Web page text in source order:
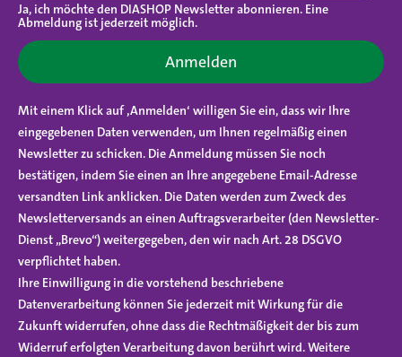
Ja, ich möchte den DIASHOP Newsletter abonnieren. Eine
Abmeldung ist jederzeit möglich.
Anmelden
Mit einem Klick auf ‚Anmelden‘ willigen Sie ein, dass wir Ihre
eingegebenen Daten verwenden, um Ihnen regelmäßig einen
Newsletter zu schicken. Die Anmeldung müssen Sie noch
bestätigen, indem Sie einen an Ihre angegebene Email-Adresse
versandten Link anklicken. Die Daten werden zum Zweck des
Newsletterversands an einen Auftragsverarbeiter (den Newsletter-
Dienst „Brevo“) weitergegeben, den wir nach Art. 28 DSGVO
verpflichtet haben.
Ihre Einwilligung in die vorstehend beschriebene
Datenverarbeitung können Sie jederzeit mit Wirkung für die
Zukunft widerrufen, ohne dass die Rechtmäßigkeit der bis zum
Widerruf erfolgten Verarbeitung davon berührt wird. Weitere